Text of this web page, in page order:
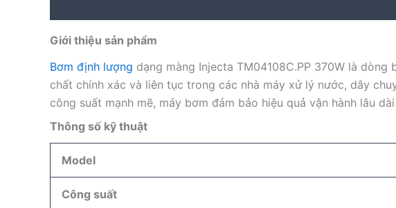
Giới thiệu sản phẩm
Bơm định lượng dạng màng Injecta TM04108C.PP 370W là
chất chính xác và liên tục trong các nhà máy xử lý nước, dây
công suất mạnh mẽ, máy bơm đảm bảo hiệu quả vận hành lâu
Thông số kỹ thuật
Model
Công suất